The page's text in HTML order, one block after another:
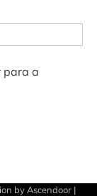
para a
byAscendoor |